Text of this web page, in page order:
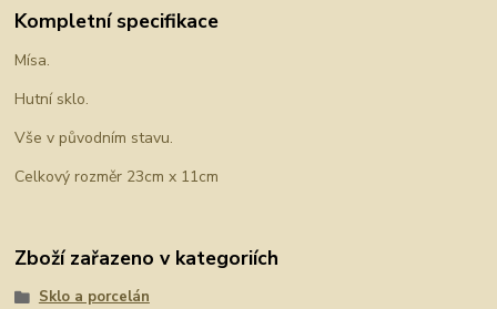
Kompletní specifikace
Mísa.
Hutní sklo.
Vše v původním stavu.
Celkový rozměr 23cm x 11cm
Zboží zařazeno v kategoriích
Sklo a porcelán